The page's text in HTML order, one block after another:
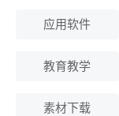
应用软件
教育教学
素材下载